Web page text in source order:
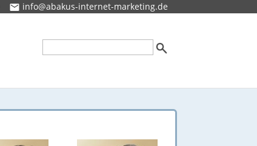
info@abakus-internet-marketing.de